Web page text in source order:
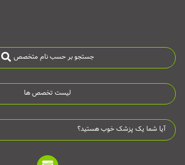
جستجو بر حسب نام متخصص
لیست تخصص ها
آیا شما یک پزشک خوب هستید؟